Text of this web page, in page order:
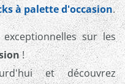
à palette d'occasion.
sur les
!
et découvrez